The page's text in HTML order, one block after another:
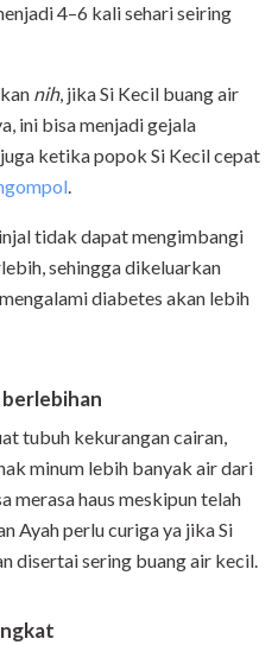
4–6 kali sehari seiring
nih, jika Si Kecil buang air
ini bisa menjadi gejala
ketika popok Si Kecil cepat
.
tidak dapat mengimbangi
sehingga dikeluarkan
diabetes akan lebih
berlebihan
tubuh kekurangan cairan,
minum lebih banyak air dari
merasa haus meskipun telah
Ayah perlu curiga ya jika Si
disertai sering buang air kecil.